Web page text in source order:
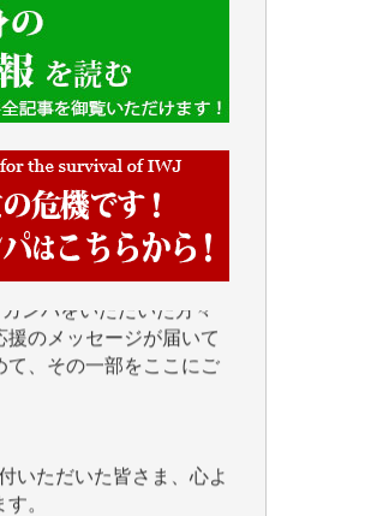
カンパをいただいた方々
いただいた皆さま、心よ